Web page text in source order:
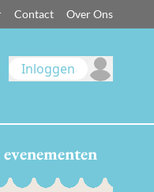
Contact Over Ons
Inloggen